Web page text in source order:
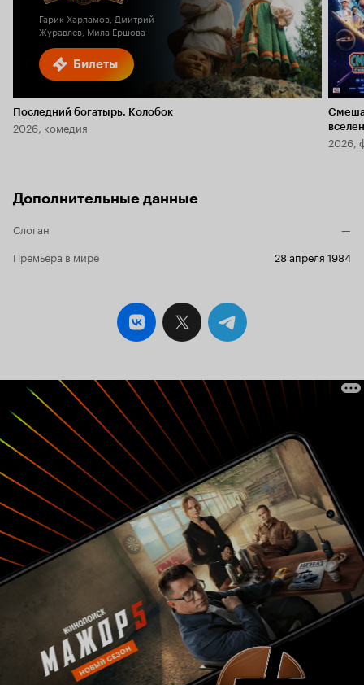
Билеты
Гарик Харламов, Дмитрий
Журавлев, Мила Ершова
Последний богатырь. Колобок
2026, комедия
2026,
Дополнительные данные
Слоган
—
Премьера в мире
28 апреля 1984